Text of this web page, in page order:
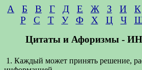
А
Б В Г Д Е Ж З И К
Р
С Т У Ф Х Ц Ч
Цитаты и Афоризмы -
1. Каждый может принять решение,